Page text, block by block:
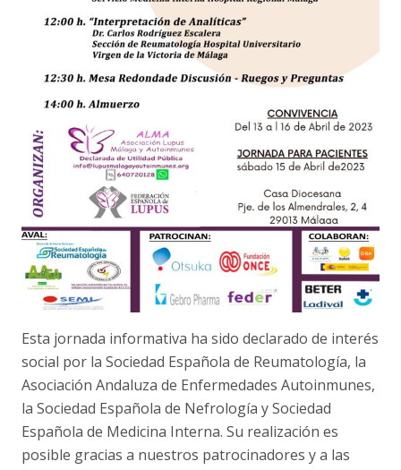
Esta jornada informativa ha sido declarado de interés
social por la Sociedad Española de Reumatología, la
Asociación Andaluza de Enfermedades Autoinmunes,
la Sociedad Española de Nefrología y Sociedad
Española de Medicina Interna. Su realización es
posible gracias a nuestros patrocinadores y a las